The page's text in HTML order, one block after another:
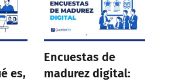
es,
Encuestas de
madurez digital: